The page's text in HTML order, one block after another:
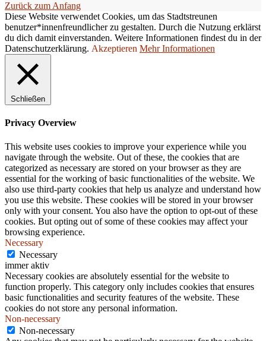
l
e
e
Zurück zum Anfang
Diese Website verwendet Cookies, um das Stadtstreunen
benutzer*innenfreundlicher zu gestalten. Durch die Nutzung erklärst
du dich damit einverstanden. Weitere Informationen findest du in der
Datenschutzerklärung. Akzeptieren Mehr Informationen
Schließen
Privacy Overview
This website uses cookies to improve your experience while you
navigate through the website. Out of these, the cookies that are
categorized as necessary are stored on your browser as they are
essential for the working of basic functionalities of the website. We
also use third-party cookies that help us analyze and understand how
you use this website. These cookies will be stored in your browser
only with your consent. You also have the option to opt-out of these
cookies. But opting out of some of these cookies may affect your
browsing experience.
Necessary
Necessary
immer aktiv
Necessary cookies are absolutely essential for the website to
function properly. This category only includes cookies that ensures
basic functionalities and security features of the website. These
cookies do not store any personal information.
Non-necessary
Non-necessary